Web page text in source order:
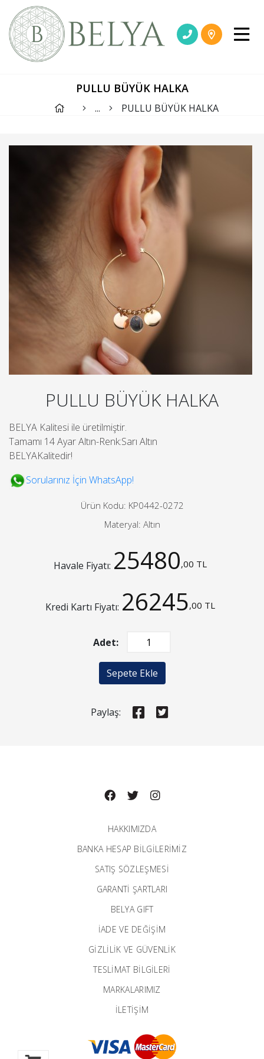
PULLU BÜYÜK HALKA
... PULLU BÜYÜK HALKA
PULLU BÜYÜK HALKA
BELYA Kalitesi ile üretilmiştir.
Tamamı 14 Ayar Altın-Renk:Sarı Altın
BELYAKalitedir!
Sorularınız İçin WhatsApp!
Ürün Kodu: KP0442-0272
Materyal: Altın
Havale Fiyatı: 25480,00 TL
Kredi Kartı Fiyatı: 26245,00 TL
Adet:
Sepete Ekle
Paylaş:
HAKKIMIZDA
BANKA HESAP BILGILERIMIZ
SATIŞ SÖZLEŞMESİ
GARANTI ŞARTLARI
BELYA GIFT
İADE VE DEĞİŞİM
GİZLİLİK VE GÜVENLİK
TESLİMAT BİLGİLERİ
MARKALARIMIZ
İLETIŞIM